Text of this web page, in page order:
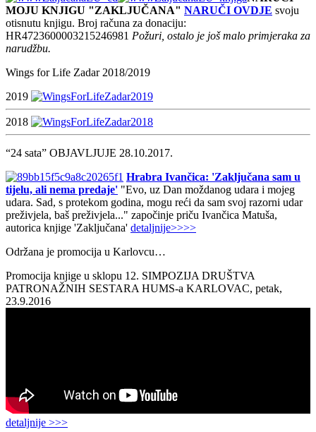
MOJU KNJIGU "ZAKLJUČANA" NARUČI OVDJE svoju
otisnutu knjigu. Broj računa za donaciju:
HR4723600003215246981 Požuri, ostalo je još malo primjeraka za
narudžbu.
Wings for Life Zadar 2018/2019
2019
2018
“24 sata” OBJAVLJUJE 28.10.2017.
Hrabra Ivančica: 'Zaključana sam u
tijelu, ali nema predaje' "Evo, uz Dan moždanog udara i mojeg
udara. Sad, s protekom godina, mogu reći da sam svoj razorni udar
preživjela, baš preživjela..." započinje priču Ivančica Matuša,
autorica knjige 'Zaključana' detaljnije>>>>
Održana je promocija u Karlovcu…
Promocija knjige u sklopu 12. SIMPOZIJA DRUŠTVA
PATRONAŽNIH SESTARA HUMS-a KARLOVAC, petak,
23.9.2016
detaljnije >>>